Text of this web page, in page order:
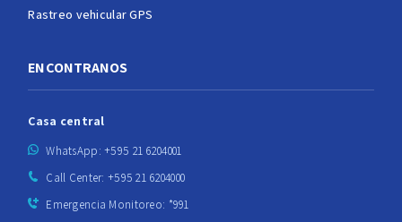
Rastreo vehicular GPS
ENCONTRANOS
Casa central
WhatsApp: +595 21 6204001
Call Center: +595 21 6204000
Emergencia Monitoreo: *991